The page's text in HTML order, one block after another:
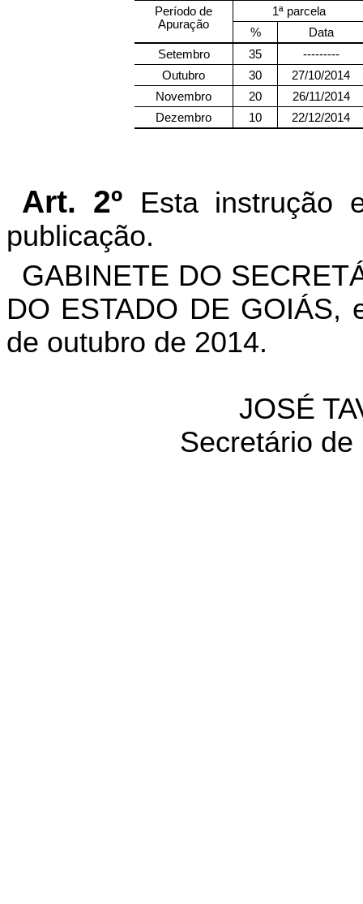
Período de
Apuração
1ª parcela
%
Data
Setembro
35
---------
Outubro
30
27/10/2014
Novembro
20
26/11/2014
Dezembro
10 22/12/2014
Art. 2º
Esta instrução
publicação.
GABINETE DO
DO ESTADO DE GOIÁS,
de outubro de 2014.
JOSÉ
Secretário